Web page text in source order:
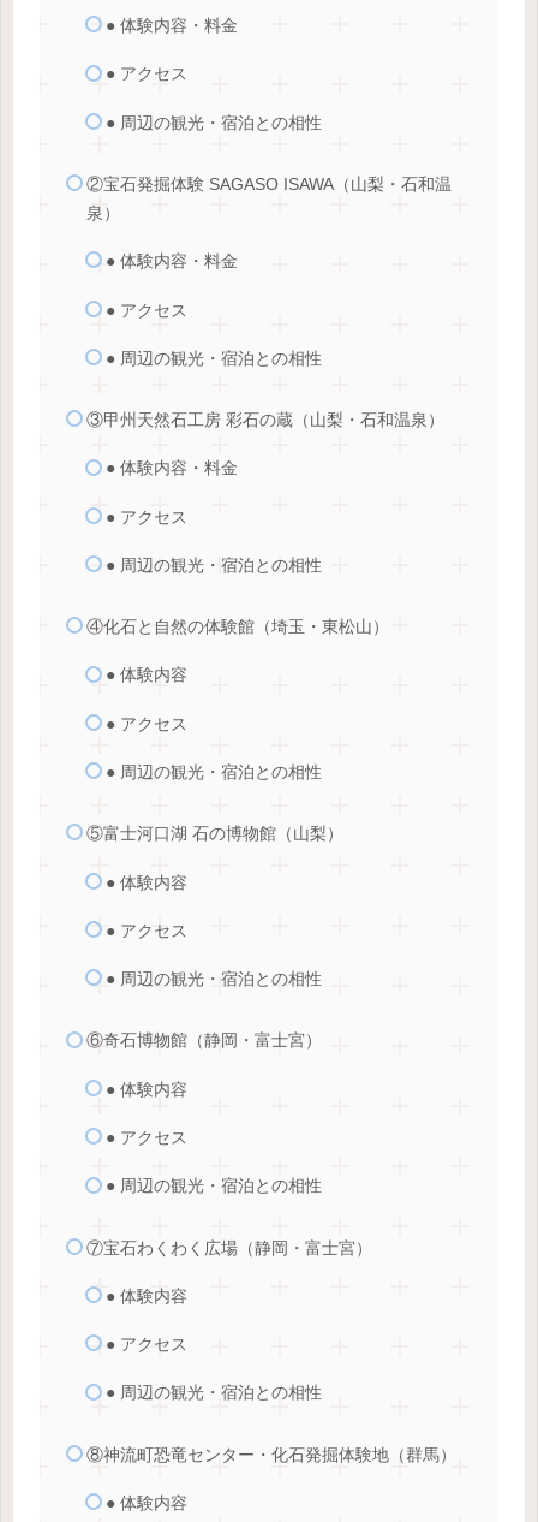
● 体験内容・料金
● アクセス
● 周辺の観光・宿泊との相性
②宝石発掘体験 SAGASO ISAWA（山梨・石和温
泉）
● 体験内容・料金
● アクセス
● 周辺の観光・宿泊との相性
③甲州天然石工房 彩石の蔵（山梨・石和温泉）
● 体験内容・料金
● アクセス
● 周辺の観光・宿泊との相性
④化石と自然の体験館（埼玉・東松山）
● 体験内容
● アクセス
● 周辺の観光・宿泊との相性
⑤富士河口湖 石の博物館（山梨）
● 体験内容
● アクセス
● 周辺の観光・宿泊との相性
⑥奇石博物館（静岡・富士宮）
● 体験内容
● アクセス
● 周辺の観光・宿泊との相性
⑦宝石わくわく広場（静岡・富士宮）
● 体験内容
● アクセス
● 周辺の観光・宿泊との相性
⑧神流町恐竜センター・化石発掘体験地（群馬）
● 体験内容